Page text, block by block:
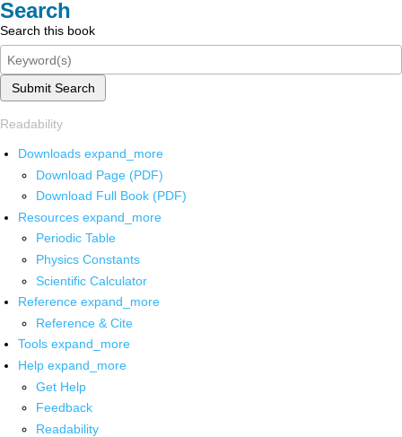
Search
Search this book
Submit Search
Readability
Downloads expand_more
Download Page (PDF)
Download Full Book (PDF)
Resources expand_more
Periodic Table
Physics Constants
Scientific Calculator
Reference expand_more
Reference & Cite
Tools expand_more
Help expand_more
Get Help
Feedback
Readability